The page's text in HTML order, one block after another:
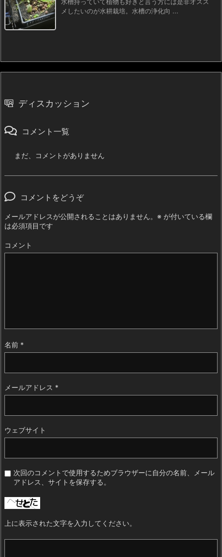
メしたいのが水耕栽培。水槽の浄化向 ...
ディスカッション
コメント一覧
まだ、コメントがありません
コメントをどうぞ
メールアドレスが公開されることはありません。 ※ が付いている欄
は必須項目です
コメント
名前 *
メールアドレス *
ウェブサイト
次回のコメントで使用するためブラウザーに自分の名前、メール
アドレス、サイトを保存する。
上に表示された文字を入力してください。